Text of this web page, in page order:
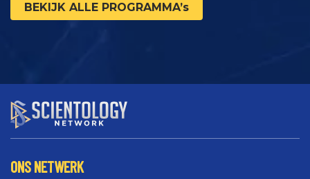
BEKIJK ALLE PROGRAMMA’s
ONS NETWERK